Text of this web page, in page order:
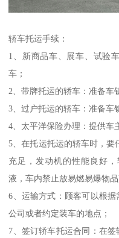
轿车托运手续：
1、新商品车、展车、试验
车；
2、带牌托运的轿车：准备车
3、过户托运的轿车：准备车
4、太平洋保险办理：提供车
5、在托运托运的轿车时，
充足，发动机的性能良好
液，车内禁止放易燃易爆物品
6、运输方式：顾客可以根
公司或者约定装车的地点；
7、签订轿车托运合同：在